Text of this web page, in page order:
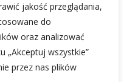
jakość przeglądania,
do
oraz analizować
„Akceptuj wszystkie”
przez nas plików
Kraków: Odkryj
szlaki